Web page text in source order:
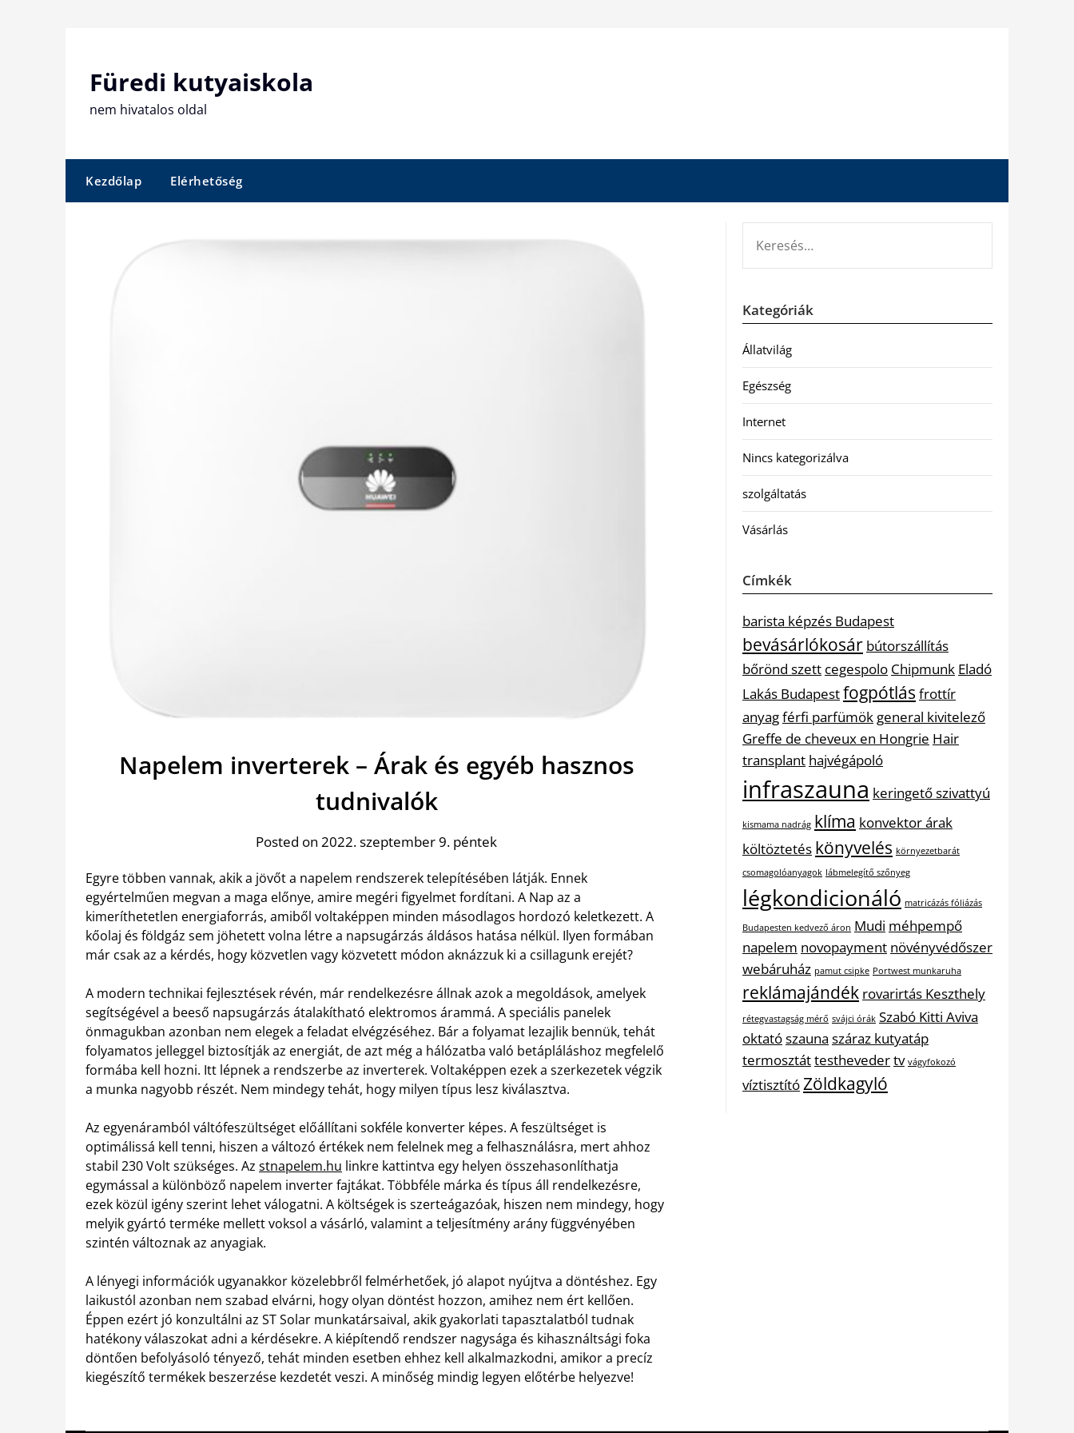
Füredi kutyaiskola
nem hivatalos oldal
Kezdőlap Elérhetőség
Napelem inverterek – Árak és egyéb hasznos
tudnivalók
Posted on 2022. szeptember 9. péntek
Egyre többen vannak, akik a jövőt a napelem rendszerek telepítésében látják. Ennek
egyértelműen megvan a maga előnye, amire megéri figyelmet fordítani. A Nap az a
kimeríthetetlen energiaforrás, amiből voltaképpen minden másodlagos hordozó keletkezett. A
kőolaj és földgáz sem jöhetett volna létre a napsugárzás áldásos hatása nélkül. Ilyen formában
már csak az a kérdés, hogy közvetlen vagy közvetett módon aknázzuk ki a csillagunk erejét?
A modern technikai fejlesztések révén, már rendelkezésre állnak azok a megoldások, amelyek
segítségével a beeső napsugárzás átalakítható elektromos árammá. A speciális panelek
önmagukban azonban nem elegek a feladat elvégzéséhez. Bár a folyamat lezajlik bennük, tehát
folyamatos jelleggel biztosítják az energiát, de azt még a hálózatba való betápláláshoz megfelelő
formába kell hozni. Itt lépnek a rendszerbe az inverterek. Voltaképpen ezek a szerkezetek végzik
a munka nagyobb részét. Nem mindegy tehát, hogy milyen típus lesz kiválasztva.
Az egyenáramból váltófeszültséget előállítani sokféle konverter képes. A feszültséget is
optimálissá kell tenni, hiszen a változó értékek nem felelnek meg a felhasználásra, mert ahhoz
stabil 230 Volt szükséges. Az stnapelem.hu linkre kattintva egy helyen összehasonlíthatja
egymással a különböző napelem inverter fajtákat. Többféle márka és típus áll rendelkezésre,
ezek közül igény szerint lehet válogatni. A költségek is szerteágazóak, hiszen nem mindegy, hogy
melyik gyártó terméke mellett voksol a vásárló, valamint a teljesítmény arány függvényében
szintén változnak az anyagiak.
A lényegi információk ugyanakkor közelebbről felmérhetőek, jó alapot nyújtva a döntéshez. Egy
laikustól azonban nem szabad elvárni, hogy olyan döntést hozzon, amihez nem ért kellően.
Éppen ezért jó konzultálni az ST Solar munkatársaival, akik gyakorlati tapasztalatból tudnak
hatékony válaszokat adni a kérdésekre. A kiépítendő rendszer nagysága és kihasználtsági foka
döntően befolyásoló tényező, tehát minden esetben ehhez kell alkalmazkodni, amikor a precíz
kiegészítő termékek beszerzése kezdetét veszi. A minőség mindig legyen előtérbe helyezve!
Kategóriák
Állatvilág
Egészség
Internet
Nincs kategorizálva
szolgáltatás
Vásárlás
Címkék
barista képzés Budapest
bevásárlókosár bútorszállítás
bőrönd szett cegespolo Chipmunk Eladó
Lakás Budapestfogpótlás frottír
anyagférfi parfümök general kivitelező
Greffe de cheveux en Hongrie Hair
transplant hajvégápoló
infraszauna keringető szivattyú
kismama nadrág klíma konvektor árak
költöztetés könyvelés környezetbarát
csomagolóanyagok lábmelegítő szőnyeg
légkondicionáló matricázás fóliázás
Budapesten kedvező áron Mudi méhpempő
napelem novopayment növényvédőszer
webáruház pamut csipke Portwest munkaruha
reklámajándék rovarirtás Keszthely
rétegvastagság mérő svájci órák Szabó Kitti Aviva
oktatószauna száraz kutyatáp
termosztáttesthevedertv vágyfokozó
víztisztítóZöldkagyló